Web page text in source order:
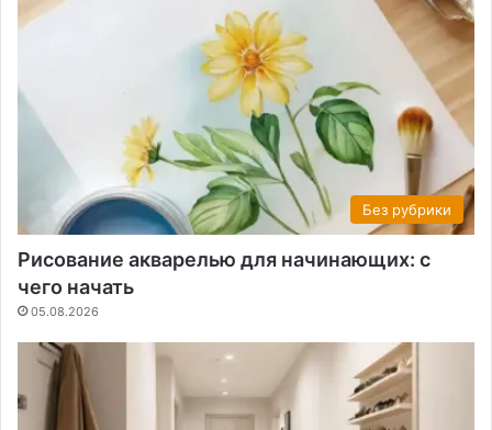
Без рубрики
Рисование акварелью для начинающих: с
чего начать
05.08.2026